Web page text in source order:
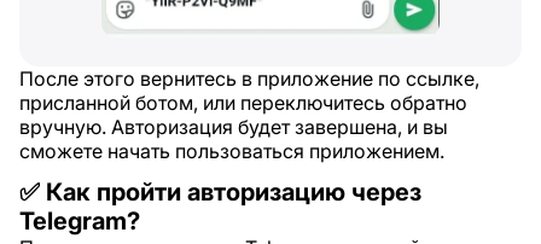
После этого вернитесь в приложение по ссылке,
присланной ботом, или переключитесь обратно
вручную. Авторизация будет завершена, и вы
сможете начать пользоваться приложением.
✅ Как пройти авторизацию через
Telegram?